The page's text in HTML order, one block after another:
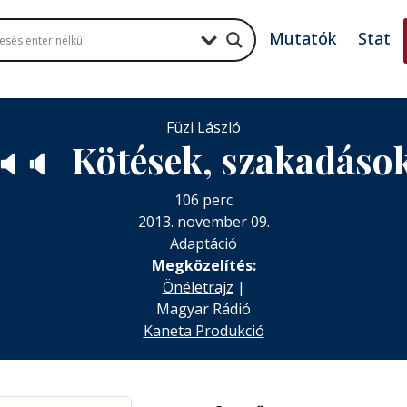
Mutatók Stat
Füzi László
🔈 🔈 Kötések,
106 perc
2013. november 09.
Adaptáció
Megközelítés:
Önéletrajz |
Magyar Rádió
Kaneta Produkció